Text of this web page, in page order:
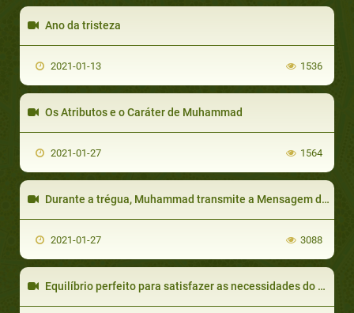
Ano da tristeza
2021-01-13 1536
Os Atributos e o Caráter de Muhammad
2021-01-27 1564
Durante a trégua, Muhammad transmite a Mensagem dentro e fora da Península Arábica
2021-01-27 3088
Equilíbrio perfeito para satisfazer as necessidades do corpo e da alma